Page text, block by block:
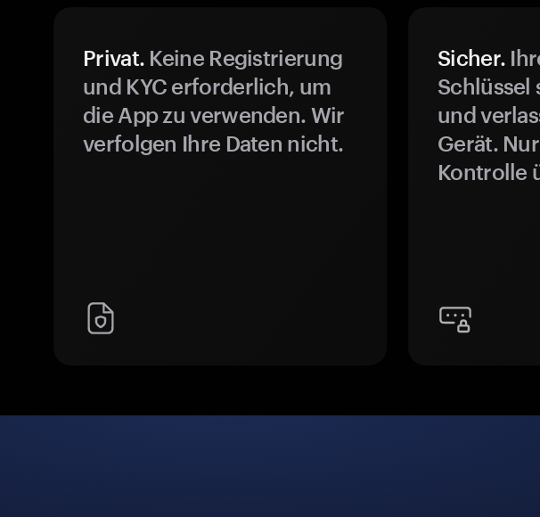
Privat. Keine Registrierung
und KYC erforderlich, um
die App zu verwenden. Wir
verfolgen Ihre Daten nicht.
Sicher.
Schlüssel
und
Gerät.
Kontrolle